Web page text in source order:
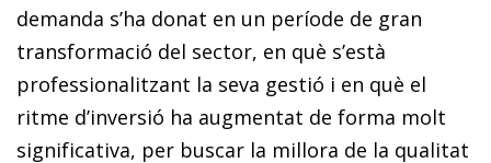
demanda s’ha donat en un període de gran
transformació del sector, en què s’està
professionalitzant la seva gestió i en què el
ritme d’inversió ha augmentat de forma molt
significativa, per buscar la millora de la qualitat